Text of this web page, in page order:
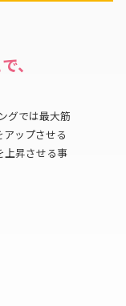
、
グでは最大筋
ップさせる
上昇させる事